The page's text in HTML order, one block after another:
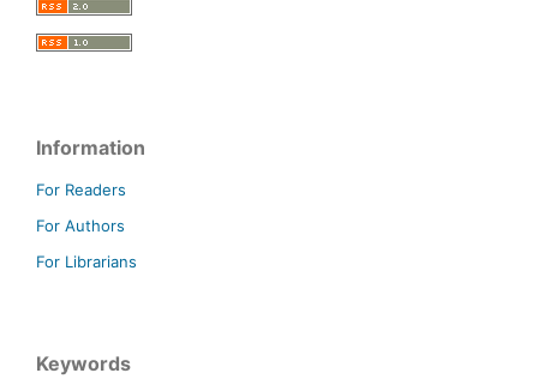
Information
For Readers
For Authors
For Librarians
Keywords